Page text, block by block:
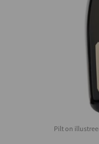
Pilt on